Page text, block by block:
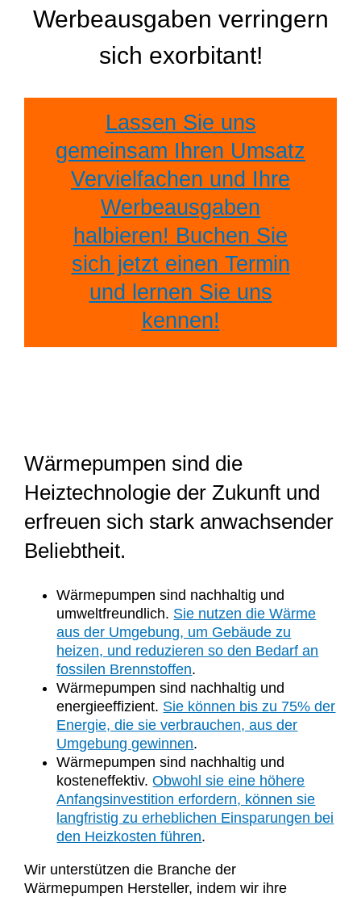
Werbeausgaben verringern
sich exorbitant!
Lassen Sie uns
gemeinsam Ihren Umsatz
Vervielfachen und Ihre
Werbeausgaben
halbieren! Buchen Sie
sich jetzt einen Termin
und lernen Sie uns
kennen!
Wärmepumpen sind die
Heiztechnologie der Zukunft und
erfreuen sich stark anwachsender
Beliebtheit.
Wärmepumpen sind nachhaltig und
umweltfreundlich. Sie nutzen die Wärme
aus der Umgebung, um Gebäude zu
heizen, und reduzieren so den Bedarf an
fossilen Brennstoffen.
Wärmepumpen sind nachhaltig und
energieeffizient. Sie können bis zu 75% der
Energie, die sie verbrauchen, aus der
Umgebung gewinnen.
Wärmepumpen sind nachhaltig und
kosteneffektiv.Obwohl sie eine höhere
Anfangsinvestition erfordern, können sie
langfristig zu erheblichen Einsparungen bei
den Heizkosten führen.
Wir unterstützen die Branche der
Wärmepumpen Hersteller, indem wir ihre